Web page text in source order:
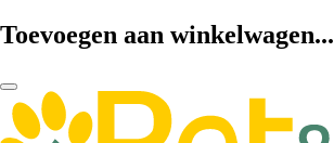
Toevoegen aan winkelwagen...